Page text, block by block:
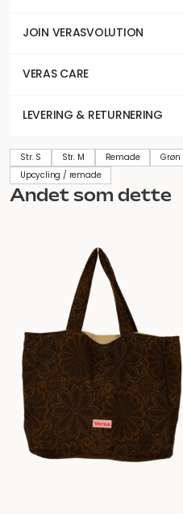
JOIN VERASVOLUTION
VERAS CARE
LEVERING & RETURNERING
Str. S Str. M Remade Grøn
Upcycling / remade
Andet som dette